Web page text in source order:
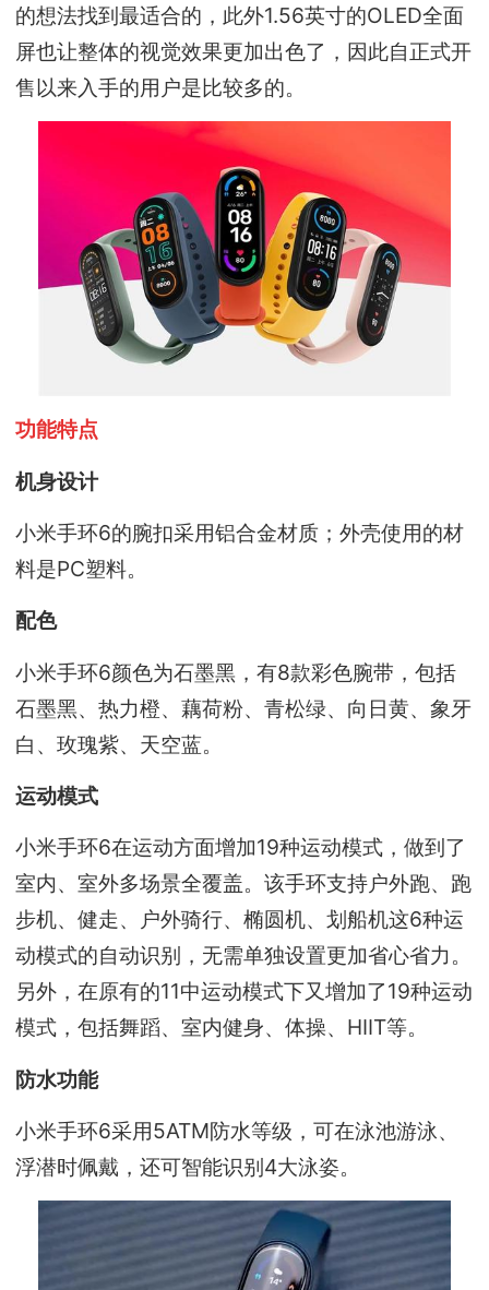
的想法找到最适合的，此外1.56英寸的OLED全面
屏也让整体的视觉效果更加出色了，因此自正式开
售以来入手的用户是比较多的。
功能特点
机身设计
小米手环6的腕扣采用铝合金材质；外壳使用的材
料是PC塑料。
配色
小米手环6颜色为石墨黑，有8款彩色腕带，包括
石墨黑、热力橙、藕荷粉、青松绿、向日黄、象牙
白、玫瑰紫、天空蓝。
运动模式
小米手环6在运动方面增加19种运动模式，做到了
室内、室外多场景全覆盖。该手环支持户外跑、跑
步机、健走、户外骑行、椭圆机、划船机这6种运
动模式的自动识别，无需单独设置更加省心省力。
另外，在原有的11中运动模式下又增加了19种运动
模式，包括舞蹈、室内健身、体操、HIIT等。
防水功能
小米手环6采用5ATM防水等级，可在泳池游泳、
浮潜时佩戴，还可智能识别4大泳姿。